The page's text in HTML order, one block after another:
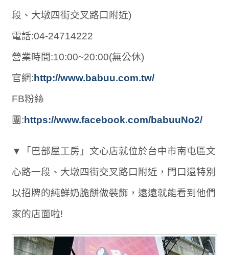
段、大墩四街交叉路口附近)
電話:04-24714222
營業時間:10:00~20:00(無公休)
官網:http://www.babuu.com.tw/
FB粉絲
團:https://www.facebook.com/babuuNo2/
▼「巴部屋工房」文心店就位於台中市南屯區文
心路一段、大墩四街交叉路口附近，門口還特別
以招牌的純鮮奶脆餅做裝飾，遠遠就能看到他們
家的店面啦!